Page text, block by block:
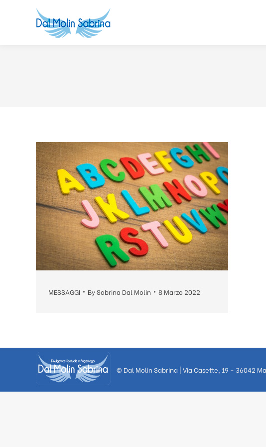
MESSAGGI BySabrina Dal Molin 8 Marzo 2022
© Dal Molin Sabrina | Via Casette, 19 - 36042